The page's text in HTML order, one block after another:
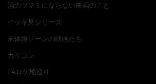
酒のツマミにならない映画のこと
イッキ見シリーズ
未体験ゾーンの映画たち
カリコレ
LAロケ地巡り